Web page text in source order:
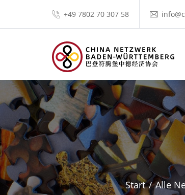
+49 7802 70 307 58
Start Alle